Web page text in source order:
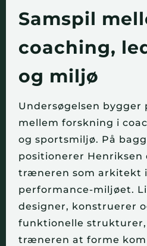
Samspil
coaching,
og miljø
Undersøgelsen bygger
mellem forskning i
og sportsmiljø. På
positionerer Henriksen
træneren som arkitekt
performance-miljøet.
designer, konstruerer
funktionelle
træneren at forme